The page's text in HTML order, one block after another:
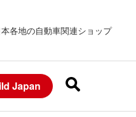
各地の自動車関連ショップ
Japan